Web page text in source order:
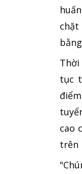
chặt
tục
cao
trên